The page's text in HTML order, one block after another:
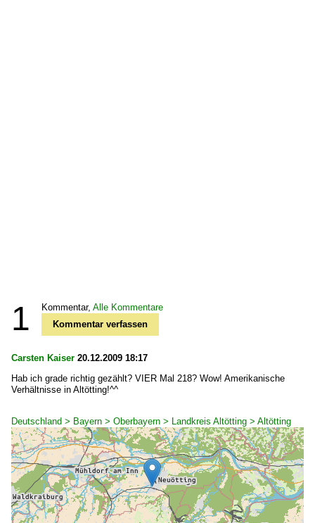
1 Kommentar, Alle Kommentare
Kommentar verfassen
Carsten Kaiser 20.12.2009 18:17
Hab ich grade richtig gezählt? VIER Mal 218? Wow! Amerikanische
Verhältnisse in Altötting!^^
Deutschland > Bayern > Oberbayern > Landkreis Altötting > Altötting